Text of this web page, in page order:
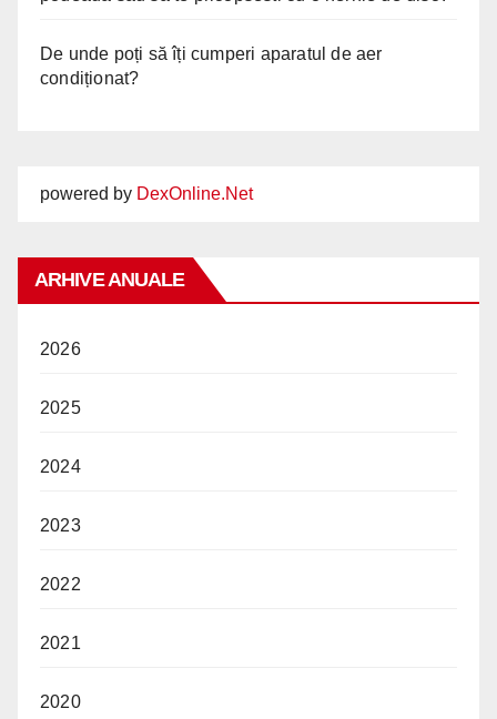
De unde poți să îți cumperi aparatul de aer
condiționat?
powered by DexOnline.Net
ARHIVE ANUALE
2026
2025
2024
2023
2022
2021
2020